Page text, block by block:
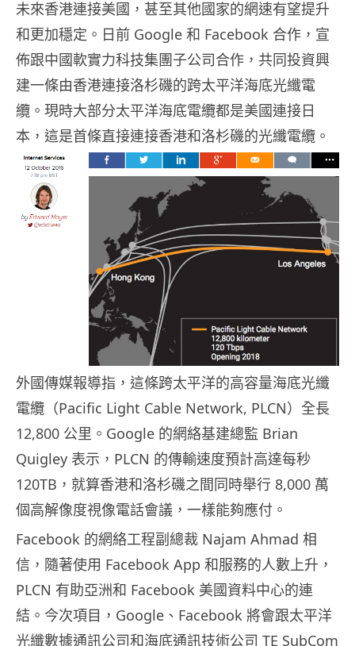
未來香港連接美國，甚至其他國家的網速有望提升
和更加穩定。日前 Google 和 Facebook 合作，宣
佈跟中國軟實力科技集團子公司合作，共同投資興
建一條由香港連接洛杉磯的跨太平洋海底光纖電
纜。現時大部分太平洋海底電纜都是美國連接日
本，這是首條直接連接香港和洛杉磯的光纖電纜。
外國傳媒報導指，這條跨太平洋的高容量海底光纖
電纜（Pacific Light Cable Network, PLCN）全長
12,800 公里。Google 的網絡基建總監 Brian
Quigley 表示，PLCN 的傳輸速度預計高達每秒
120TB，就算香港和洛杉磯之間同時舉行 8,000 萬
個高解像度視像電話會議，一樣能夠應付。
Facebook 的網絡工程副總裁 Najam Ahmad 相
信，隨著使用 Facebook App 和服務的人數上升，
PLCN 有助亞洲和 Facebook 美國資料中心的連
結。今次項目，Google、Facebook 將會跟太平洋
光纖數據通訊公司和海底通訊技術公司 TE SubCom